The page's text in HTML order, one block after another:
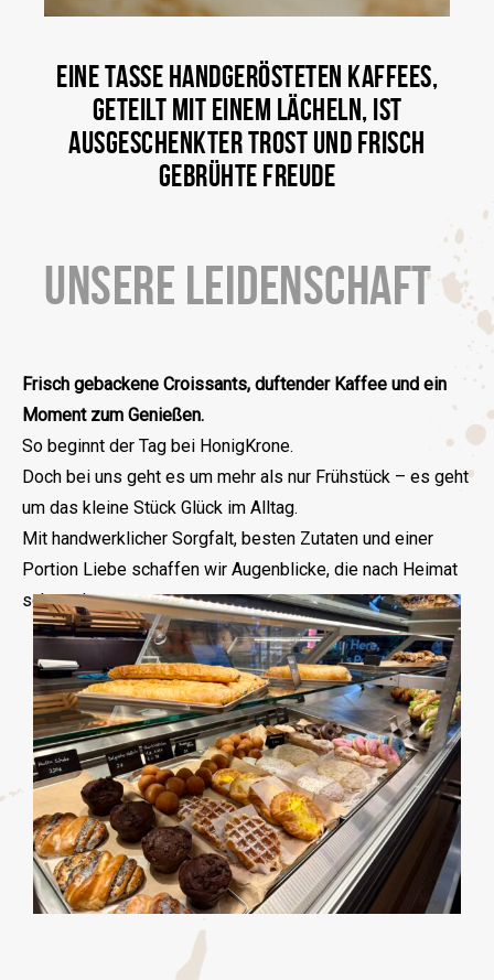
EINE TASSE HANDGERÖSTETEN KAFFEES,
GETEILT MIT EINEM LÄCHELN, IST
AUSGESCHENKTER TROST UND FRISCH
GEBRÜHTE FREUDE
UNSERE LEIDENSCHAFT
Frisch gebackene Croissants, duftender Kaffee und ein
Moment zum Genießen.
So beginnt der Tag bei HonigKrone.
Doch bei uns geht es um mehr als nur Frühstück – es geht
um das kleine Stück Glück im Alltag.
Mit handwerklicher Sorgfalt, besten Zutaten und einer
Portion Liebe schaffen wir Augenblicke, die nach Heimat
schmecken.